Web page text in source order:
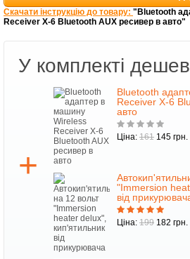
Скачати інструкцію до товару: "Bluetooth
Receiver X-6 Bluetooth AUX ресивер в авто"
У комплекті
Bluetooth
Receiver X-6
авто
Ціна: 161 145 грн.
"Immersion
від
Ціна: 199 182 грн.